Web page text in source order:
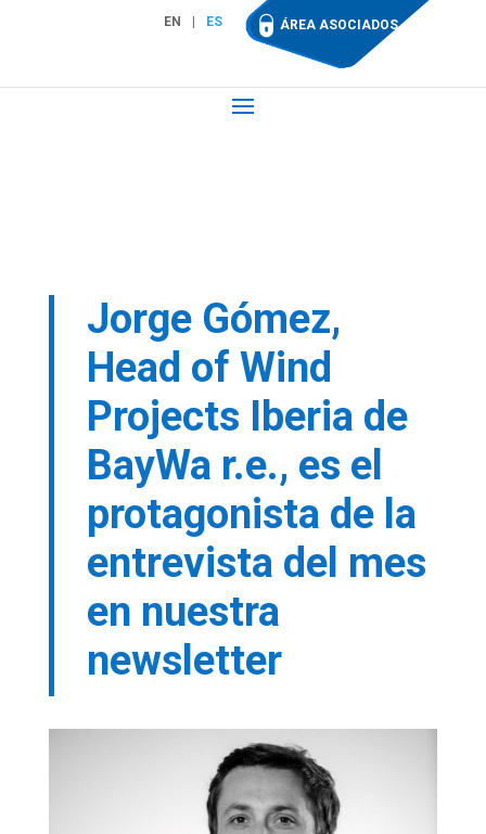
EN ES ÁREA ASOCIADOS
Jorge Gómez,
Head of Wind
Projects Iberia de
BayWa r.e., es el
protagonista de la
entrevista del mes
en nuestra
newsletter